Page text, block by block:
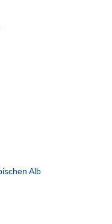
Alb